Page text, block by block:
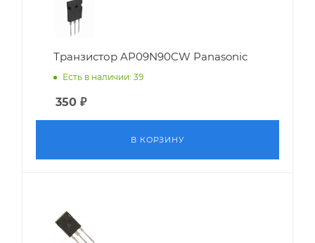
Транзистор AP09N90CW Panasonic
Есть в наличии: 39
350 ₽
В КОРЗИНУ